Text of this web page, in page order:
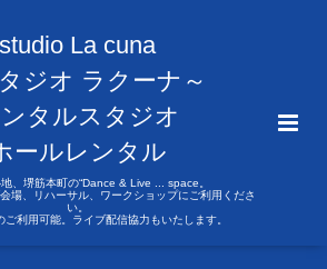
studio La cuna
ジオ ラクーナ～
タルスタジオ
ールレンタル
、堺筋本町の“Dance & Live ... space。
場、リハーサル、ワークショップにご利用くださ
い。
ご利用可能。ライブ配信協力もいたします。